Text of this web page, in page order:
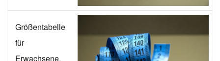
Größentabelle
für
Erwachsene,